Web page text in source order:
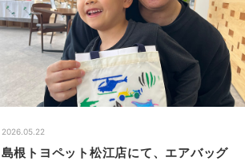
2026.05.22
島根トヨペット松江店にて、エアバッグ